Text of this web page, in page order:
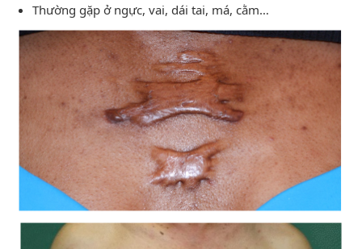
Thường gặp ở ngực, vai, dái tai, má, cằm…